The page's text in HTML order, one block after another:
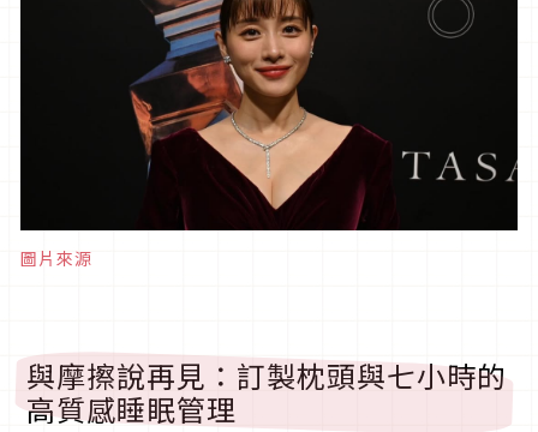
圖片來源
與摩擦說再見：訂製枕頭與七小時的
高質感睡眠管理